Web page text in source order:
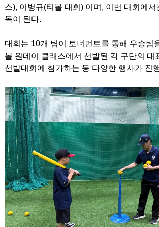
스), 이병규(티볼 대회) 이며, 이번 대회에
독이 된다.
대회는 10개 팀이 토너먼트를 통해 우승팀
볼 원데이 클래스에서 선발된 각 구단의 대
선발대회에 참가하는 등 다양한 행사가 진